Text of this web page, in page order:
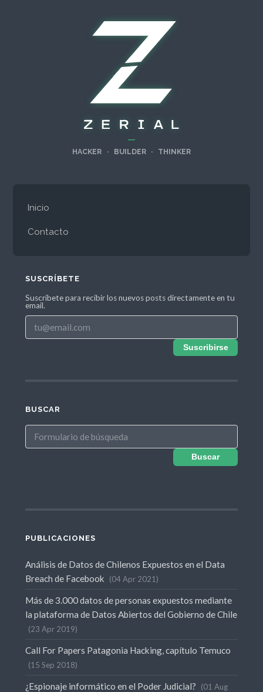
—
HACKER · BUILDER · THINKER
Inicio
Contacto
SUSCRÍBETE
Suscríbete para recibir los nuevos posts directamente en tu
email.
Suscribirse
BUSCAR
Buscar
PUBLICACIONES
Análisis de Datos de Chilenos Expuestos en el Data
Breach de Facebook
04 Apr 2021
Más de 3.000 datos de personas expuestos mediante
la plataforma de Datos Abiertos del Gobierno de Chile
23 Apr 2019
Call For Papers Patagonia Hacking, capítulo Temuco
15 Sep 2018
¿Espionaje informático en el Poder Judicial?
01 Aug